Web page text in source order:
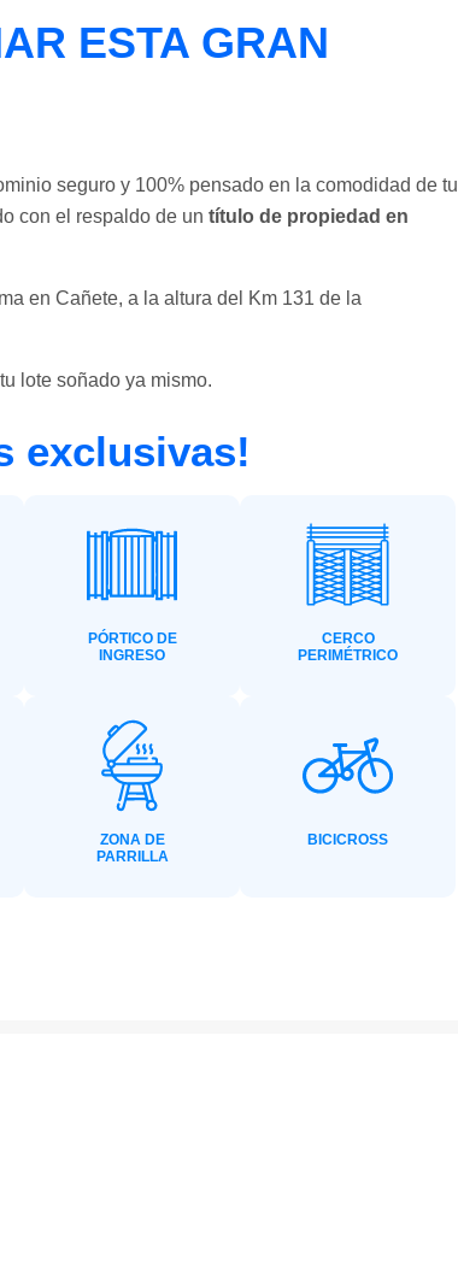
ESTA GRAN
seguro y 100% pensado en la comodidad de tu
con el respaldo de un título de propiedad en
en Cañete, a la altura del Km 131 de la
lote soñado ya mismo.
exclusivas!
PÓRTICO DE
INGRESO
CERCO
PERIMÉTRICO
ZONA DE
PARRILLA
BICICROSS